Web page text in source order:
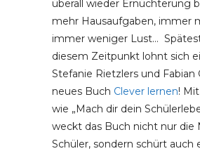
überall wieder Ernüchterung
mehr Hausaufgaben, immer
immer weniger Lust…
diesem Zeitpunkt lohnt sich
Stefanie Rietzlers und Fabian
neues Buch Clever lernen!
wie „Mach dir dein
weckt das Buch nicht nur die
Schüler, sondern schürt auch